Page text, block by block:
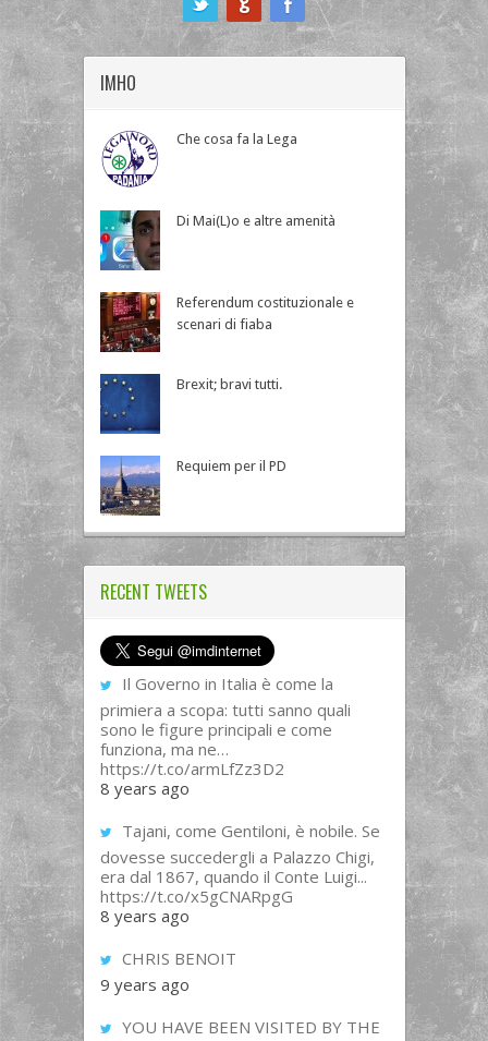
IMHO
Che cosa fa la Lega
Di Mai(L)o e altre amenità
Referendum costituzionale e
scenari di fiaba
Brexit; bravi tutti.
Requiem per il PD
RECENT TWEETS
Il Governo in Italia è come la
primiera a scopa: tutti sanno quali
sono le figure principali e come
funziona, ma ne…
https://t.co/armLfZz3D2
8 years ago
Tajani, come Gentiloni, è nobile. Se
dovesse succedergli a Palazzo Chigi,
era dal 1867, quando il Conte Luigi...
https://t.co/x5gCNARpgG
8 years ago
CHRIS BENOIT
9 years ago
YOU HAVE BEEN VISITED BY THE